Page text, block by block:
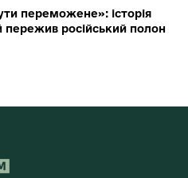
переможене»: історія
пережив російський полон